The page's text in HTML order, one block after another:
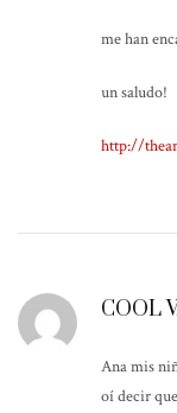
me han
un saludo!
http://
COOL
Ana mis
oí decir